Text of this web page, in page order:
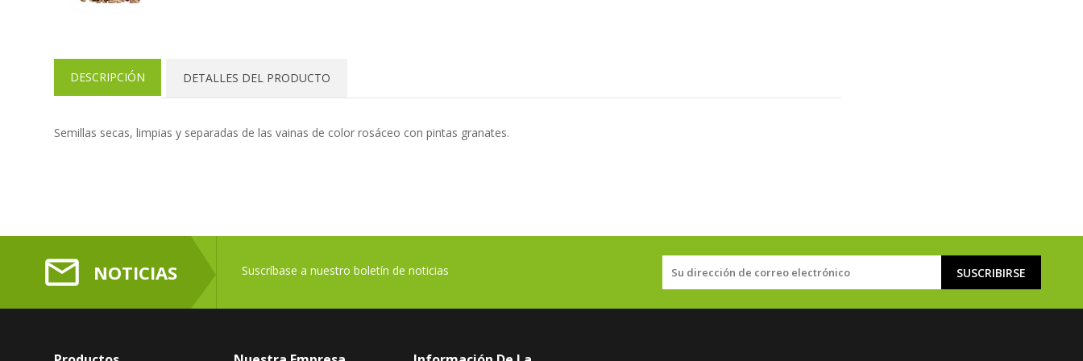
DESCRIPCIÓN DETALLES DEL PRODUCTO
Semillas secas, limpias y separadas de las vainas de color rosáceo con pintas granates.
mail_outline NOTICIAS Suscríbase a nuestro boletín de noticias